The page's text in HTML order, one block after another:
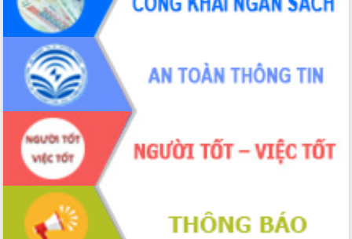
món ăn từ sầu riêng
Đắk Lắk công bố Quy hoạch và xúc
tiến đầu tư tỉnh
Ngành cá ngừ Đắk Lắk chủ động thích
ứng để giữ vững thị trường xuất khẩu
Diễn đàn Kinh tế tư nhân Việt Nam đột
phá cơ chế - Hợp tác công tư
Đề án 06 tạo bước ngoặt đột phá trong
cải cách hành chính tỉnh Đắk Lắk
Kết nối tour, đẩy mạnh chuyển đổi số
để phát triển du lịch Đắk Lắk
Khởi động Dự án Đầu tư xây dựng hạ
tầng kỹ thuật Cụm công nghiệp Tân
Tiến